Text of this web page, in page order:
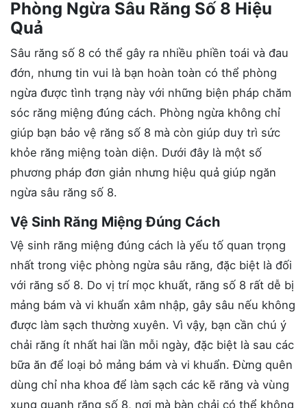
Phòng Ngừa Sâu Răng Số 8 Hiệu
Quả
Sâu răng số 8 có thể gây ra nhiều phiền toái và đau
đớn, nhưng tin vui là bạn hoàn toàn có thể phòng
ngừa được tình trạng này với những biện pháp chăm
sóc răng miệng đúng cách. Phòng ngừa không chỉ
giúp bạn bảo vệ răng số 8 mà còn giúp duy trì sức
khỏe răng miệng toàn diện. Dưới đây là một số
phương pháp đơn giản nhưng hiệu quả giúp ngăn
ngừa sâu răng số 8.
Vệ Sinh Răng Miệng Đúng Cách
Vệ sinh răng miệng đúng cách là yếu tố quan trọng
nhất trong việc phòng ngừa sâu răng, đặc biệt là đối
với răng số 8. Do vị trí mọc khuất, răng số 8 rất dễ bị
mảng bám và vi khuẩn xâm nhập, gây sâu nếu không
được làm sạch thường xuyên. Vì vậy, bạn cần chú ý
chải răng ít nhất hai lần mỗi ngày, đặc biệt là sau các
bữa ăn để loại bỏ mảng bám và vi khuẩn. Đừng quên
dùng chỉ nha khoa để làm sạch các kẽ răng và vùng
xung quanh răng số 8, nơi mà bàn chải có thể không